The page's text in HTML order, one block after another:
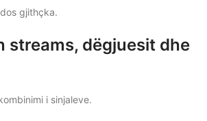
gjithçka.
streams, dëgjuesit dhe
i sinjaleve.